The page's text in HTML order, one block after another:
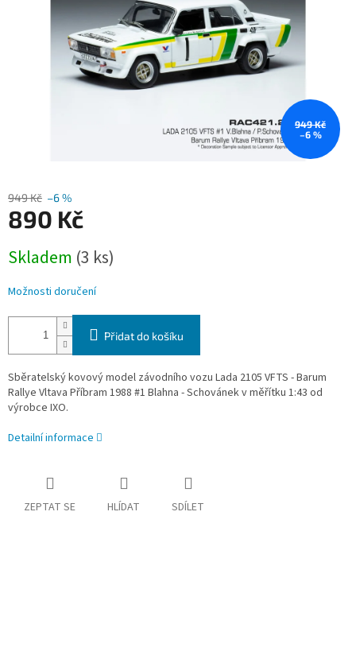
949 Kč
–6 %
949 Kč –6 %
890 Kč
cena:
Skladem (3 ks)
Možnosti doručení
Přidat do košíku
Sběratelský kovový model závodního vozu Lada 2105 VFTS - Barum
Rallye Vltava Příbram 1988 #1 Blahna - Schovánek v měřítku 1:43 od
výrobce IXO.
Detailní informace
ZEPTAT SE HLÍDAT SDÍLET